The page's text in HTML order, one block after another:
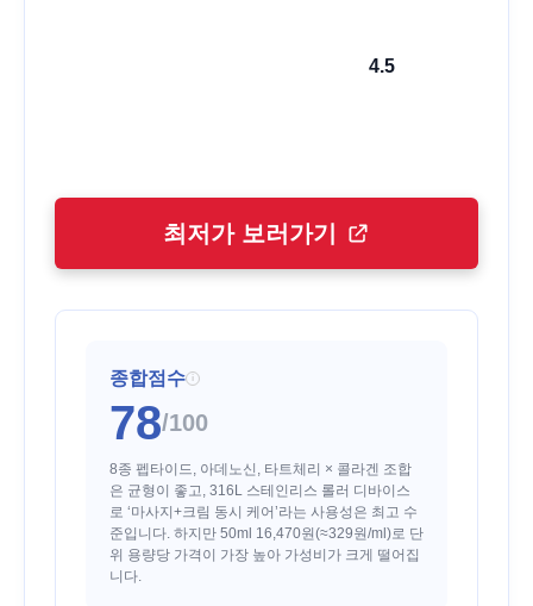
4.5
최저가 보러가기
종합점수 i
78/100
8종 펩타이드, 아데노신, 타트체리 × 콜라겐 조합
은 균형이 좋고, 316L 스테인리스 롤러 디바이스
로 ‘마사지+크림 동시 케어’라는 사용성은 최고 수
준입니다. 하지만 50ml 16,470원(≈329원/ml)로 단
위 용량당 가격이 가장 높아 가성비가 크게 떨어집
니다.